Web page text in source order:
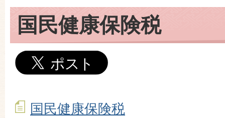
国民健康保険税
国民健康保険税